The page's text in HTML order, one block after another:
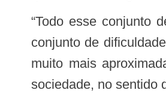
“Todo esse conjunto de informações é reunido dentro de um processo de planejamento que é complexo, que nos impõe um
conjunto de
muito mais
sociedade, no sentido